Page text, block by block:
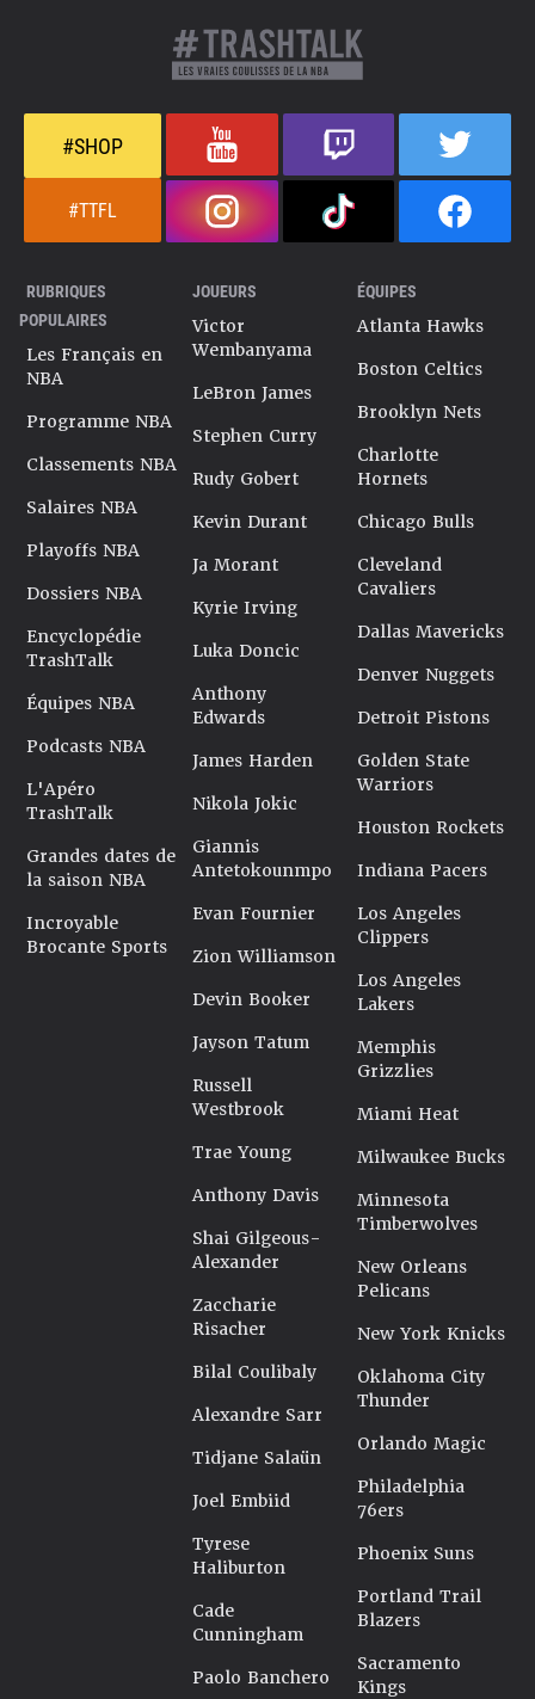
#SHOP
#TTFL
RUBRIQUES
POPULAIRES
Les Français en
NBA
Programme NBA
Classements NBA
Salaires NBA
Playoffs NBA
Dossiers NBA
Encyclopédie
TrashTalk
Équipes NBA
Podcasts NBA
L'Apéro
TrashTalk
Grandes dates de
la saison NBA
Incroyable
Brocante Sports
JOUEURS
Victor
Wembanyama
LeBron James
Stephen Curry
Rudy Gobert
Kevin Durant
Ja Morant
Kyrie Irving
Luka Doncic
Anthony
Edwards
James Harden
Nikola Jokic
Giannis
Antetokounmpo
Evan Fournier
Zion Williamson
Devin Booker
Jayson Tatum
Russell
Westbrook
Trae Young
Anthony Davis
Shai Gilgeous-
Alexander
Zaccharie
Risacher
Bilal Coulibaly
Alexandre Sarr
Tidjane Salaün
Joel Embiid
Tyrese
Haliburton
Cade
Cunningham
Paolo Banchero
ÉQUIPES
Atlanta Hawks
Boston Celtics
Brooklyn Nets
Charlotte
Hornets
Chicago Bulls
Cleveland
Cavaliers
Dallas Mavericks
Denver Nuggets
Detroit Pistons
Golden State
Warriors
Houston Rockets
Indiana Pacers
Los Angeles
Clippers
Los Angeles
Lakers
Memphis
Grizzlies
Miami Heat
Milwaukee Bucks
Minnesota
Timberwolves
New Orleans
Pelicans
New York Knicks
Oklahoma City
Thunder
Orlando Magic
Philadelphia
76ers
Phoenix Suns
Portland Trail
Blazers
Sacramento
Kings